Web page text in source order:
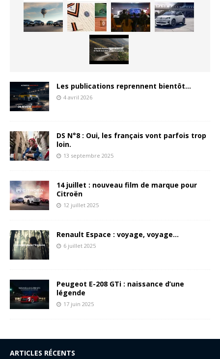
Les publications reprennent bientôt…
4 avril 2026
DS N°8 : Oui, les français vont parfois trop
loin.
13 septembre 2025
14 juillet : nouveau film de marque pour
Citroën
12 juillet 2025
Renault Espace : voyage, voyage…
6 juillet 2025
Peugeot E-208 GTi : naissance d’une
légende
17 juin 2025
ARTICLES RÉCENTS